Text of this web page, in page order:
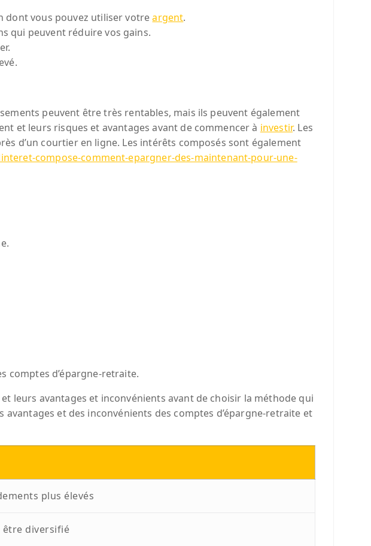
dont vous pouvez utiliser votreargent.
qui peuvent réduire vos gains.
peuvent être très rentables, mais ils peuvent également
et leurs risques et avantages avant de commencer à investir. Les
d’un courtier en ligne. Les intérêts composés sont également
compose-comment-epargner-des-maintenant-pour-une-
comptes d’épargne-retraite.
leurs avantages et inconvénients avant de choisir la méthode qui
et des inconvénients des comptes d’épargne-retraite et
plus élevés
être diversifié